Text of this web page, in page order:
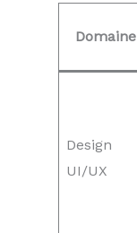
Domaine
Design
UI/UX